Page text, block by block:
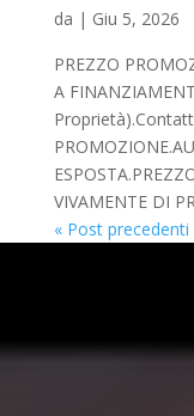
da | Giu 5, 2026
PREZZO
A
VIVAMENTE DI
« Post precedenti